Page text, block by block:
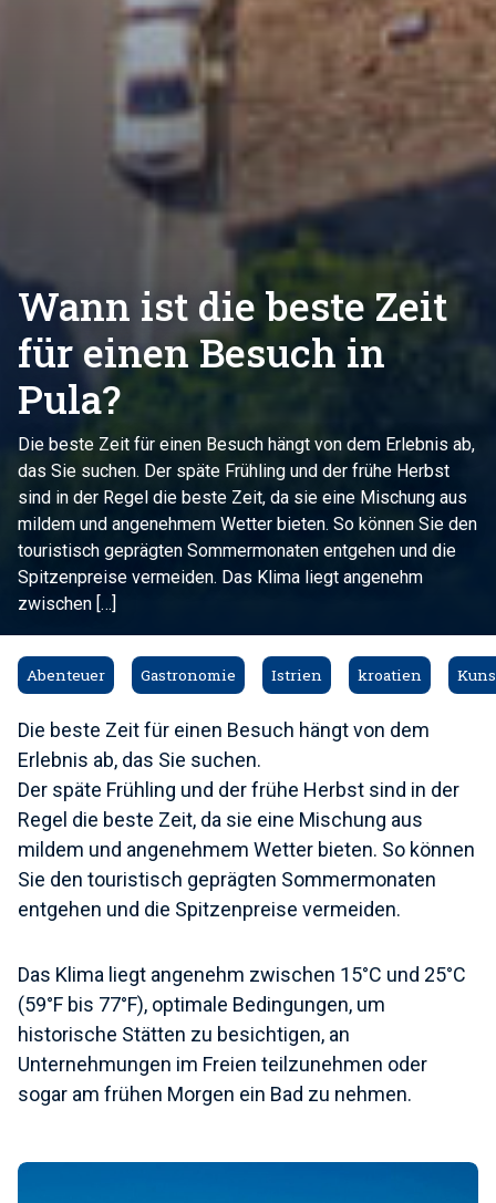
Wann ist die beste Zeit
für einen Besuch in
Pula?
Die beste Zeit für einen Besuch hängt von dem Erlebnis ab,
das Sie suchen. Der späte Frühling und der frühe Herbst
sind in der Regel die beste Zeit, da sie eine Mischung aus
mildem und angenehmem Wetter bieten. So können Sie den
touristisch geprägten Sommermonaten entgehen und die
Spitzenpreise vermeiden. Das Klima liegt angenehm
zwischen […]
Abenteuer Gastronomie Istrien kroatien
Die beste Zeit für einen Besuch hängt von dem
Erlebnis ab, das Sie suchen.
Der späte Frühling und der frühe Herbst sind in der
Regel die beste Zeit, da sie eine Mischung aus
mildem und angenehmem Wetter bieten. So können
Sie den touristisch geprägten Sommermonaten
entgehen und die Spitzenpreise vermeiden.
Das Klima liegt angenehm zwischen 15°C und 25°C
(59°F bis 77°F), optimale Bedingungen, um
historische Stätten zu besichtigen, an
Unternehmungen im Freien teilzunehmen oder
sogar am frühen Morgen ein Bad zu nehmen.